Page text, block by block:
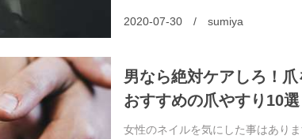
2020-07-30 / sumiya
男なら絶対ケアしろ！
おすすめの爪やすり10選
女性のネイルを気にした事はあり